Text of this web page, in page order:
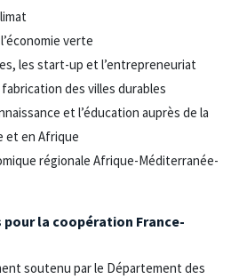
verte
les start-up et l’entrepreneuriat
des villes durables
et l’éducation auprès de la
et en Afrique
régionale Afrique-Méditerranée-
pour la coopération France-
soutenu par le Département des